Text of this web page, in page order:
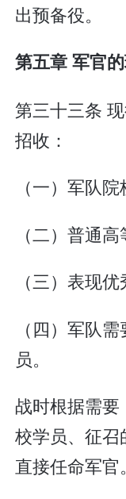
出预备役。
第五章 军官
第三十三条
招收：
（一）军队
（二）普通
（三）表现
（四）军队
员。
战时根据需
校学员、征召
直接任命军官。